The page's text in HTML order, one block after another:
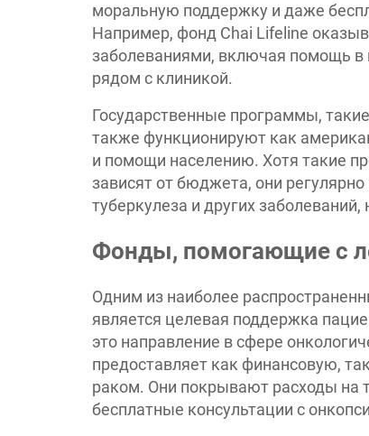
моральную поддержку и даже
Например, фонд Chai Lifeline
заболеваниями, включая помощь в
рядом с клиникой.
Государственные программы,
также функционируют как
и помощи населению. Хотя такие
зависят от бюджета, они
туберкулеза и других
Фонды, помогающие с
Одним из наиболее
является целевая поддержка
это направление в сфере
предоставляет как финансовую,
раком. Они покрывают расходы на
бесплатные консультации с